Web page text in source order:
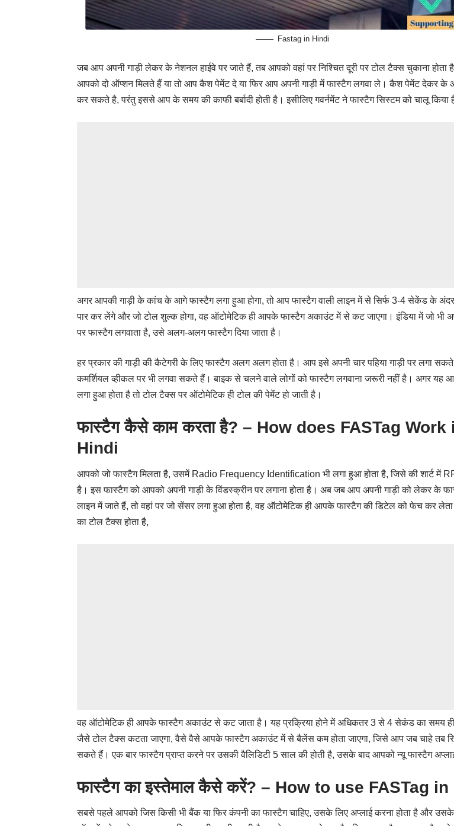
Fastag in Hindi
जब आप अपनी गाड़ी लेकर के नेशनल हाईवे पर जाते हैं, तब आपको वहां पर निश्चित दूरी पर टोल टैक्स चुकाना होता
आपको दो ऑप्शन मिलते हैं या तो आप कैश पेमेंट दे या फिर आप अपनी गाड़ी में फास्टैग लगवा ले। कैश पेमेंट देकर के
कर सकते है, परंतु इससे आप के समय की काफी बर्बादी होती है। इसीलिए गवर्नमेंट ने फास्टैग सिस्टम को चालू किया
अगर आपकी गाड़ी के कांच के आगेफास्टैगलगा हुआ होगा, तो आप फास्टैग वाली लाइन में से सिर्फ 3-4 सेकेंड के
पार कर लेंगे और जो टोल शुल्क होगा, वह ऑटोमेटिक ही आपके फास्टैग अकाउंट में से कट जाएगा। इंडिया में जो भी
पर फास्टैग ‌लगवाता है, उसे अलग-अलग फास्टैग दिया जाता है।
हर प्रकार की गाड़ी की कैटेगरी के लिए फास्टैग अलग अलग होता है। आप इसे अपनी चार पहिया गाड़ी पर लगा
कमर्शियल व्हीकल पर भी लगवा सकते हैं। बाइक से चलने वाले लोगों को फास्टैग लगवाना जरूरी नहीं है। अगर यह
लगा हुआ होता है तो टोल टैक्स पर ऑटोमेटिक ही टोल की पेमेंट हो जाती है।
फास्टैग कैसे काम करता है? – How does FASTag Work
Hindi
आपको जो फास्टैग मिलता है, उसमें Radio Frequency Identification भी लगा हुआ होता है, जिसे की शार्ट में
है। इस फास्टैग को आपको अपनी गाड़ी के विंडस्क्रीन पर लगाना होता है। अब जब आप अपनी गाड़ी को लेकर के
लाइन में जाते हैं, तो वहां पर जो सेंसर लगा हुआ होता है, वह ऑटोमेटिक ही आपके फास्टैग की डिटेल को फेच कर
का टोल टैक्स होता है,
वह ऑटोमेटिक ही आपके फास्टैग अकाउंट से कट जाता है। यह प्रक्रिया होने में अधिकतर 3 से 4 सेकंड का समय
जैसे टोल टैक्स कटता जाएगा, वैसे वैसे आपके फास्टैग अकाउंट में से बैलेंस कम होता जाएगा, जिसे आप जब चाहे तब
सकते हैं। एक बार फास्टैग प्राप्त करने पर उसकी वैलिडिटी 5 साल की होती है, उसके बाद आपको न्यू फास्टैग
फास्टैग का इस्तेमाल कैसे करें? – How to use FASTag
सबसे पहले आपको जिस किसी भी बैंक या फिर कंपनी का फास्टैग चाहिए, उसके लिए अप्लाई करना होता है और